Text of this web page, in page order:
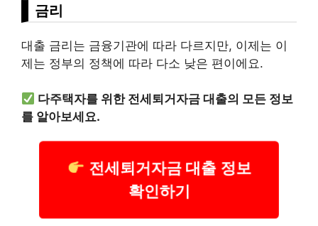
금리
대출 금리는 금융기관에 따라 다르지만, 이제는 이
제는 정부의 정책에 따라 다소 낮은 편이에요.
다주택자를 위한 전세퇴거자금 대출의 모든 정보
를 알아보세요.
전세퇴거자금 대출 정보
확인하기